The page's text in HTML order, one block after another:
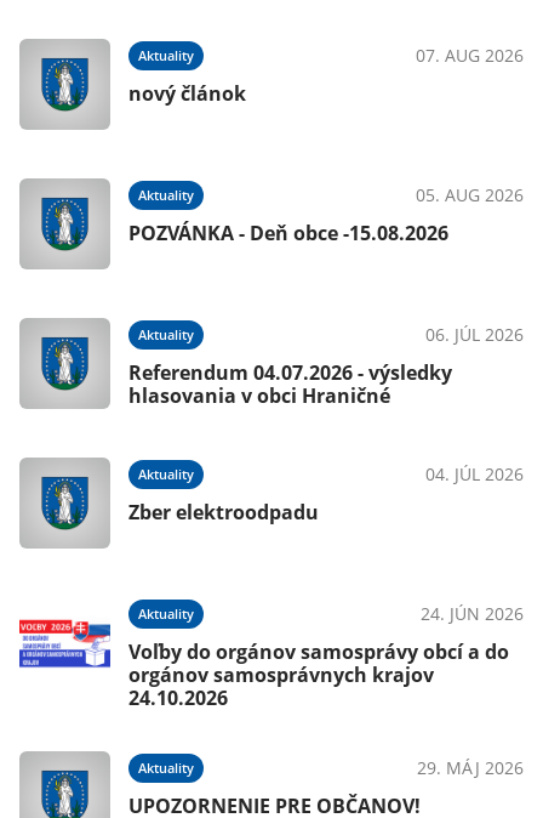
Aktuality 07. AUG 2026
nový článok
Aktuality 05. AUG 2026
POZVÁNKA - Deň obce -15.08.2026
Aktuality 06. JÚL 2026
Referendum 04.07.2026 - výsledky
hlasovania v obci Hraničné
Aktuality 04. JÚL 2026
Zber elektroodpadu
Aktuality 24. JÚN 2026
Voľby do orgánov samosprávy obcí a do
orgánov samosprávnych krajov
24.10.2026
Aktuality 29. MÁJ 2026
UPOZORNENIE PRE OBČANOV!